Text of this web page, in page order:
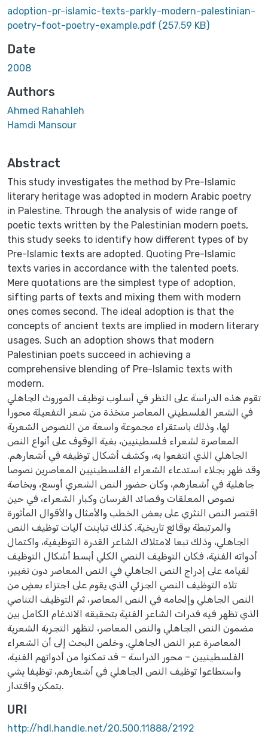
adoption-pr-islamic-texts-parkly-modern-palestinian-
poetry-foot-poetry-example.pdf (257.59 KB)
Date
2008
Authors
Ahmed Rahahleh
Hamdi Mansour
Abstract
This study investigates the method by Pre-Islamic
literary heritage was adopted in modern Arabic poetry
in Palestine. Through the analysis of wide range of
poetic texts written by the Palestinian modern poets,
this study seeks to identify how different types of by
Pre-Islamic texts are adopted. Quoting Pre-Islamic
texts varies in accordance with the talented poets.
Mere quotations are the simplest type of adoption,
sifting parts of texts and mixing them with modern
ones comes second. The ideal adoption is that the
concepts of ancient texts are implied in modern literary
usages. Such an adoption shows that modern
Palestinian poets succeed in achieving a
comprehensive blending of Pre-Islamic texts with
modern.
تقوم هذه الدراسة على النظر في أسلوب توظيف الموروث الجاهلي
في الشعر الفلسطيني المعاصر متخذة من شعر التفعيلة محورا
لها، وذلك باستقراء مجموعة واسعة من النصوص الشعرية
المعاصرة لشعراء فلسطينيين، بغية الوقوف على أنواع النص
الجاهلي الذي انتفعوا به، وكشف أشكال توظيفه في أشعارهم.
وقد ظهر بجلاء استدعاء الشعراء الفلسطينيين المعاصرين نصوصا
جاهلية في أشعارهم، وكان حضور النص الشعري أوسع، وبخاصة
نصوص المعلقات وقصائد الفرسان وكبار الشعراء، في حين
اقتصر النص النثري على بعض الخطب والأمثال والأقوال المأثورة
والمرتبطة بوقائع تاريخية. كذلك تباينت آليات توظيف النص
الجاهلي، وذلك تبعا لامتلاك الشاعر القدرة التوظيفية، واكتمال
أدواته الفنية، فكان التوظيف النصي الكلي أبسط أشكال التوظيف
لقيامه على إدراج النص الجاهلي في النص المعاصر دون تغيير،
تلاه التوظيف النصي الجزئي الذي يقوم على اجتزاء بعضٍ من
النص الجاهلي وإلحامه في النص المعاصر، ثم التوظيف التناصي
الذي تظهر فيه قدرات الشاعر الفنية بتحقيقه الاندغام الكامل بين
مضمون النص الجاهلي والنص المعاصر، لتظهر التجربة الشعرية
المعاصرة عبر النص الجاهلي. وخلص البحث إلى أن الشعراء
الفلسطينيين – محور الدراسة – قد تمكنوا من أدواتهم الفنية،
واستطاعوا توظيف النص الجاهلي في أشعارهم، توظيفا يشي
بتمكن واقتدار.
URI
http://hdl.handle.net/20.500.11888/2192